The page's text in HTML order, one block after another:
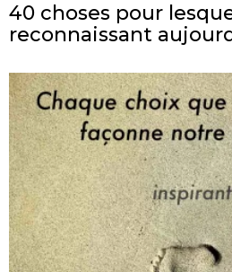
40 choses pour
reconnaissant